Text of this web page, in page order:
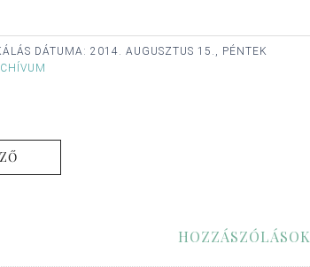
DÁTUMA: 2014. AUGUSZTUS 15., PÉNTEK
HOZZÁSZÓLÁSOK